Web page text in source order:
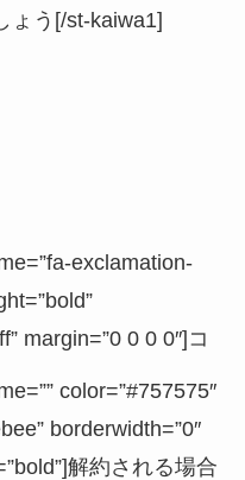
ょう[/st-kaiwa1]
exclamation-
margin=”0 0 0 0″]コ
color=”#757575″
borderwidth=”0″
解約される場合